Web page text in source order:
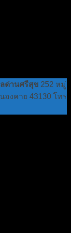
ด่านศรีสุข 252 หมู่
งคาย 43130 โทร